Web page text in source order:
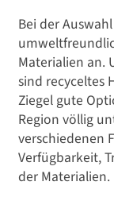
Bei der
Materialien an.
sind recyceltes
Ziegel gute
Region völlig
verschiedenen
Verfügbarkeit,
der Materialien.